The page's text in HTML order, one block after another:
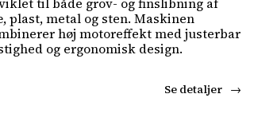
plast, metal og sten. Maskinen
høj motoreffekt med justerbar
og ergonomisk design.
Se detaljer